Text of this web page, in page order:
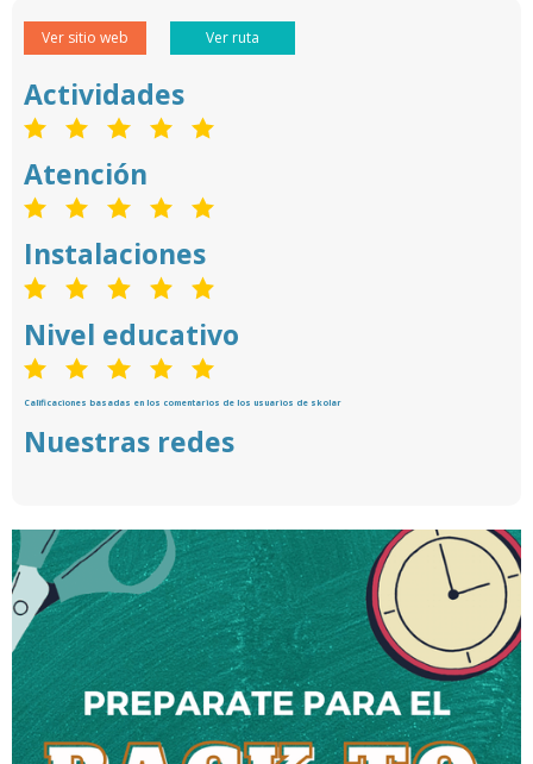
Ver sitio web Ver ruta
Actividades
Atención
Instalaciones
Nivel educativo
Calificaciones basadas en los comentarios de los usuarios de skolar
Nuestras redes